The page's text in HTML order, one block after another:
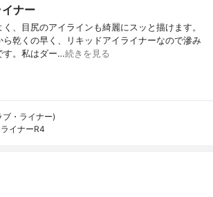
ナー
、目尻のアイラインも綺麗にスッと描けます。
ら乾くの早く、リキッドアイライナーなので滲み
す。私はダー…続きを見る
・ライナー)
イナーR4